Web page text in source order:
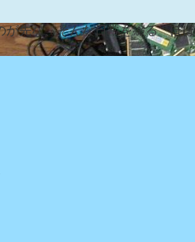
先な、そんな日常を綴る『ぽ